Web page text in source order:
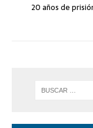
20 años de